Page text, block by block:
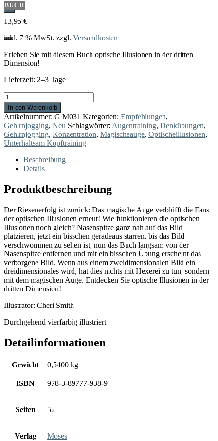
0
BUCH
13,95 €
inkl. 7 % MwSt. zzgl. Versandkosten
Erleben Sie mit diesem Buch optische Illusionen in der dritten
Dimension!
Lieferzeit: 2–3 Tage
Das
magische
Auge
Menge
In den Warenkorb
Artikelnummer: G M031 Kategorien: Empfehlungen,
Gehirnjogging, Neu Schlagwörter: Augentraining, Denkübungen,
Gehirnjogging, Konzentration, Magischeauge, Optischeillusionen,
Unterhaltsam Kopftraining
Beschreibung
Details
Produktbeschreibung
Der Riesenerfolg ist zurück: Das magische Auge verblüfft die Fans
der optischen Illusionen erneut! Wie funktionieren die optischen
Illusionen noch gleich? Nasenspitze ganz nah auf das Bild
platzieren, jetzt ein bisschen geradeaus starren, bis das Bild
verschwommen zu sehen ist, nun das Buch langsam von der
Nasenspitze entfernen und mit ein bisschen Übung erscheint das
verborgene Bild. Wenn aus einem zweidimensionalen Bild ein
dreidimensionales wird, hat dies nichts mit Hexerei zu tun, sondern
mit dem magischen Auge. Entdecken Sie optische Illusionen in der
dritten Dimension!
Illustrator: Cheri Smith
Durchgehend vierfarbig illustriert
Detailinformationen
Gewicht 0,5400 kg
ISBN 978-3-89777-938-9
Seiten 52
Verlag Moses